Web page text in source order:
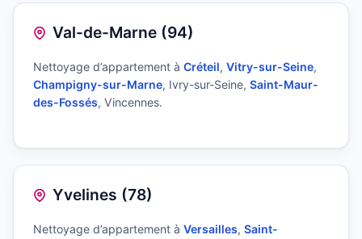
Val-de-Marne (94)
Nettoyage d’appartement à Créteil, Vitry-sur-Seine,
Champigny-sur-Marne, Ivry-sur-Seine, Saint-Maur-
des-Fossés, Vincennes.
Yvelines (78)
Nettoyage d’appartement à Versailles, Saint-